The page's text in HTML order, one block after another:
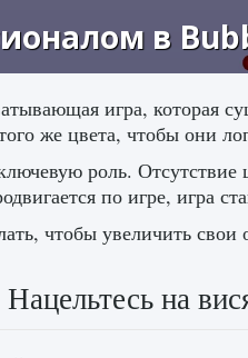
в
игра, которая
же цвета, чтобы они
роль.
по игре, игра
чтобы увеличить
Нацельтесь на